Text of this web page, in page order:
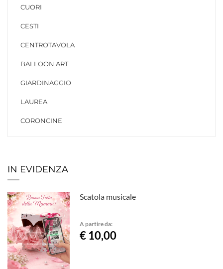
CUORI
CESTI
CENTROTAVOLA
BALLOON ART
GIARDINAGGIO
LAUREA
CORONCINE
IN EVIDENZA
Scatola musicale
A partire da:
€ 10,00